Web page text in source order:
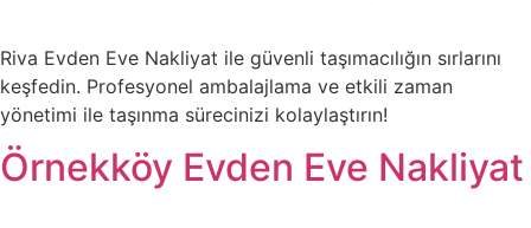
Riva Evden Eve Nakliyat ile güvenli taşımacılığın sırlarını
keşfedin. Profesyonel ambalajlama ve etkili zaman
yönetimi ile taşınma sürecinizi kolaylaştırın!
Örnekköy Evden Eve Nakliyat